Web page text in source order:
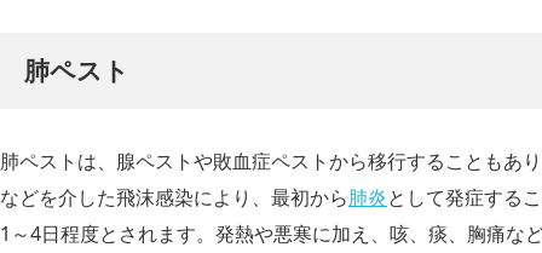
肺ペスト
肺ペストは、腺ペストや敗血症ペストから移行することもあ
などを介した飛沫感染により、最初から肺炎として発症する
1～4日程度とされます。発熱や悪寒に加え、咳、痰、胸痛な